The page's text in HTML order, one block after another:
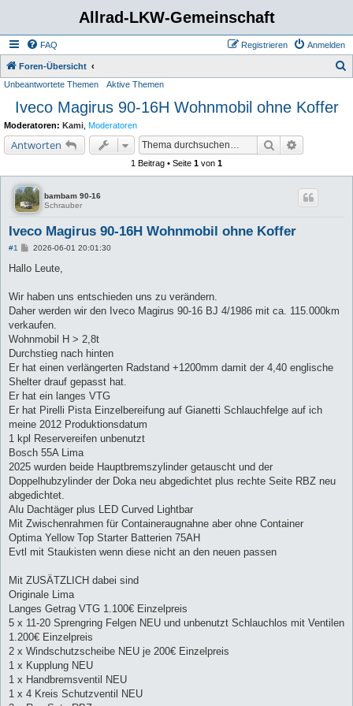
Allrad-LKW-Gemeinschaft
FAQ Anmelden
Registrieren
Foren-Übersicht
Unbeantwortete Themen Aktive Themen
Iveco Magirus 90-16H Wohnmobil ohne Koffer
Moderatoren: Kami Moderatoren
Antworten Suche
1 Beitrag • Seite 1 von 1
bambam 90-16
Schrauber
Iveco Magirus 90-16H Wohnmobil ohne Koffer
#1
B
i
a
2026-06-01 20:01:30
Hallo Leute,
Wir haben uns entschieden uns zu verändern.
Daher werden wir den Iveco Magirus 90-16 BJ 4/1986 mit ca. 115.000km
verkaufen.
Wohnmobil H > 2,8t
Durchstieg nach hinten
Er hat einen verlängerten Radstand +1200mm damit der 4,40 englische
Shelter drauf gepasst hat.
Er hat ein langes VTG
Er hat Pirelli Pista Einzelbereifung auf Gianetti Schlauchfelge auf ich
meine 2012 Produktionsdatum
1 kpl Reservereifen unbenutzt
Bosch 55A Lima
2025 wurden beide Hauptbremszylinder getauscht und der
Doppelhubzylinder der Doka neu abgedichtet plus rechte Seite RBZ neu
abgedichtet.
Alu Dachtäger plus LED Curved Lightbar
Mit Zwischenrahmen für Containeraugnahne aber ohne Container
Optima Yellow Top Starter Batterien 75AH
Evtl mit Staukisten wenn diese nicht an den neuen passen
Mit ZUSÄTZLICH dabei sind
Originale Lima
Langes Getrag VTG 1.100€ Einzelpreis
5 x 11-20 Sprengring Felgen NEU und unbenutzt Schlauchlos mit Ventilen
1.200€ Einzelpreis
2 x Windschutzscheibe NEU je 200€ Einzelpreis
1 x Kupplung NEU
1 x Handbremsventil NEU
1 x 4 Kreis Schutzventil NEU